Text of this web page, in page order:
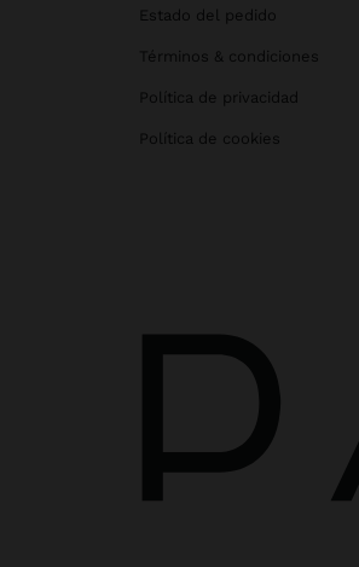
Estado del pedido
Términos & condiciones
Política de privacidad
Política de cookies